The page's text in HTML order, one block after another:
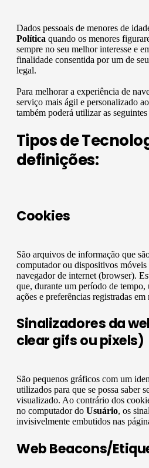
Dados pessoais de menores de
Política quando os menores
sempre no seu melhor interesse e
finalidade consentida por um de
legal.
Para melhorar a experiência de
serviço mais ágil e personalizado ao
também poderá utilizar as
Tipos de
definições:
Cookies
São arquivos de informação que
computador ou dispositivos móveis
navegador de internet (browser).
que, durante um período de tempo,
ações e preferências registradas em
Sinalizadores da
clear gifs ou pixels)
São pequenos gráficos com um
utilizados para que se possa saber
visualizado. Ao contrário dos
no computador do Usuário, os
invisivelmente embutidos nas
Web Beacons/